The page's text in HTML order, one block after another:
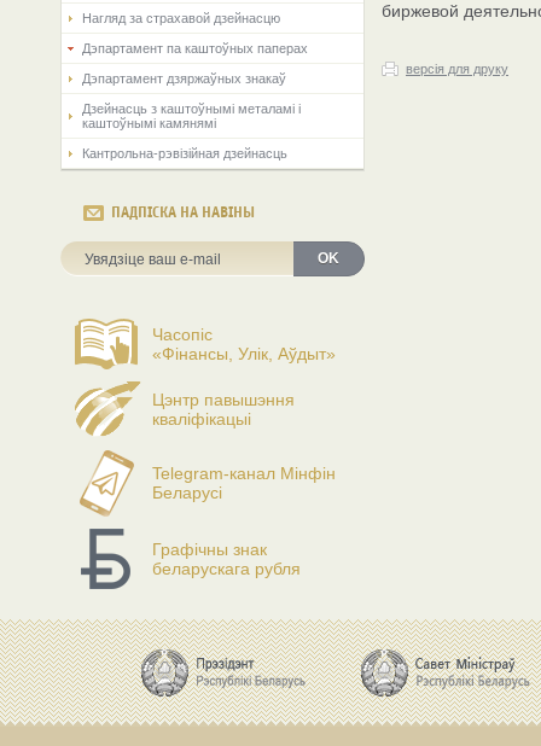
Нагляд за страхавой дзейнасцю
Дэпартамент па каштоўных паперах
Дэпартамент дзяржаўных знакаў
Дзейнасць з каштоўнымі металамі і
каштоўнымі камянямі
Кантрольна-рэвізійная дзейнасць
ПАДПІСКА НА НАВІНЫ
OK
Часопіс
«Фінансы, Улік, Аўдыт»
Цэнтр павышэння
кваліфікацыі
Telegram-канал Мінфін
Беларусі
Графічны знак
беларускага рубля
биржевой
версія для друку